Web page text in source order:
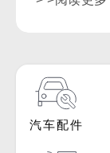
汽车配件